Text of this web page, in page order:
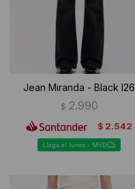
Jean Miranda - Black I26
$ 2.990
$ 2.542
Llega el lunes - MVD